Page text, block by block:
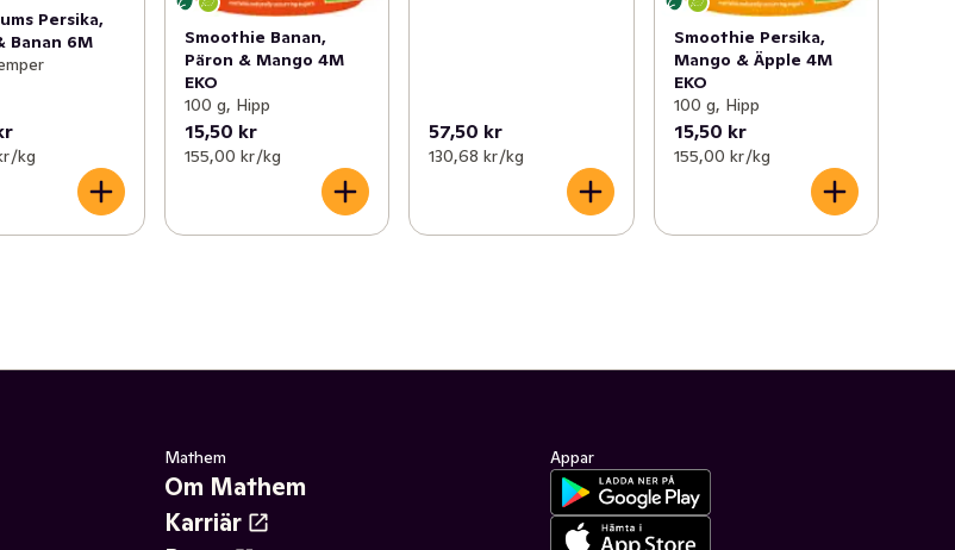
Persika,
Banan 6M
/kg
Smoothie Banan,
Päron & Mango 4M
EKO
100 g, Hipp
15,50 kr
155,00 kr /kg
57,50 kr
130,68 kr /kg
Smoothie Persika,
Mango & Äpple 4M
EKO
100 g, Hipp
15,50 kr
155,00 kr /kg
Mathem
Om Mathem
Karriär
Appar